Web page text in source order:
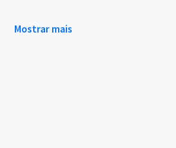
Mostrar mais